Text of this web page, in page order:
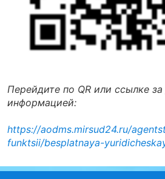
Перейдите по QR или ссылке
информацией:
https://aodms.mirsud24.ru/
funktsii/besplatnaya-